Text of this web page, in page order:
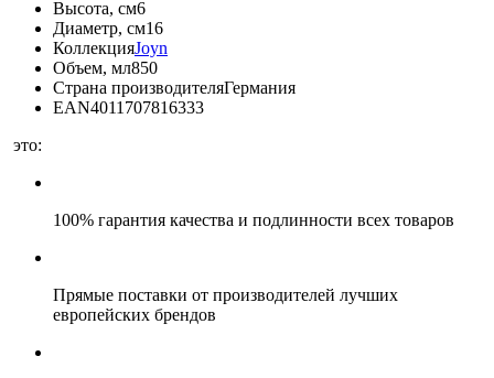
Высота, см6
Диаметр, см16
КоллекцияJoyn
Объем, мл850
Страна производителяГермания
EAN4011707816333
это:
100% гарантия качества и подлинности всех товаров
Прямые поставки от производителей лучших
европейских брендов